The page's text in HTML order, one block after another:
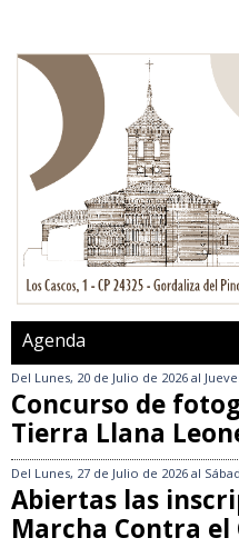
Agenda
Del Lunes, 20 de Julio de 2026 al
Concurso de
Tierra Llana
Del Lunes, 27 de Julio de 2026 al
Abiertas las
Marcha Contra el